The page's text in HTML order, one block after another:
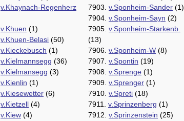
v.Khaynach-Regenherz
v.Khuen (1)
v.Khuen-Belasi (50)
v.Kieckebusch (1)
v.Kielmannsegg (36)
v.Kielmansegg (3)
v.Kienlin (1)
v.Kiesewetter (6)
v.Kietzell (4)
v.Kiew (4)
7903. v.Sponheim-Sander (1)
7904. v.Sponheim-Sayn (2)
7905. v.Sponheim-Starkenb.
(13)
7906. v.Sponheim-W (8)
7907. v.Spontin (19)
7908. v.Sprenge (1)
7909. v.Sprenger (1)
7910. v.Spreti (18)
7911. v.Sprinzenberg (1)
7912. v.Sprinzenstein (25)